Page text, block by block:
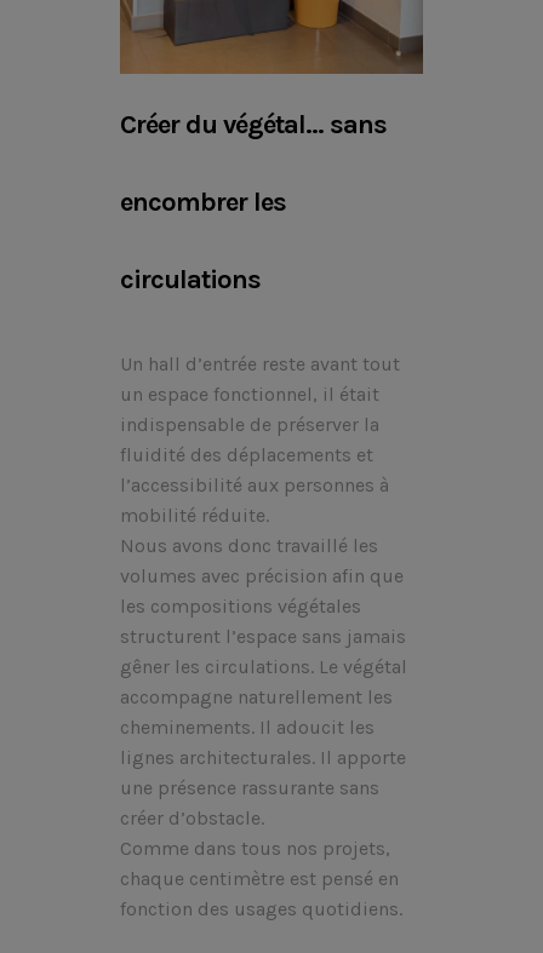
Créer du végétal… sans
encombrer les
circulations
Un hall d’entrée reste avant tout
un espace fonctionnel, il était
indispensable de préserver la
fluidité des déplacements et
l’accessibilité aux personnes à
mobilité réduite.
Nous avons donc travaillé les
volumes avec précision afin que
les compositions végétales
structurent l’espace sans jamais
gêner les circulations. Le végétal
accompagne naturellement les
cheminements. Il adoucit les
lignes architecturales. Il apporte
une présence rassurante sans
créer d’obstacle.
Comme dans tous nos projets,
chaque centimètre est pensé en
fonction des usages quotidiens.